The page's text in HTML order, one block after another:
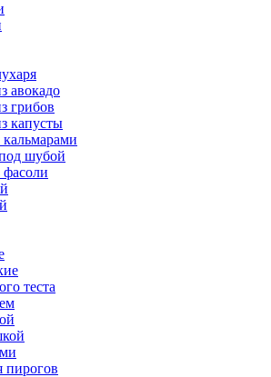
авокадо
грибов
капусты
шубой
теста
пирогов